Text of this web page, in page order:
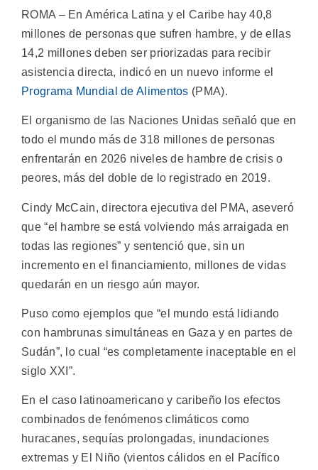
ROMA – En América Latina y el Caribe hay 40,8
millones de personas que sufren hambre, y de ellas
14,2 millones deben ser priorizadas para recibir
asistencia directa, indicó en un nuevo informe el
Programa Mundial de Alimentos (PMA).
El organismo de las Naciones Unidas señaló que en
todo el mundo más de 318 millones de personas
enfrentarán en 2026 niveles de hambre de crisis o
peores, más del doble de lo registrado en 2019.
Cindy McCain, directora ejecutiva del PMA, aseveró
que “el hambre se está volviendo más arraigada en
todas las regiones” y sentenció que, sin un
incremento en el financiamiento, millones de vidas
quedarán en un riesgo aún mayor.
Puso como ejemplos que “el mundo está lidiando
con hambrunas simultáneas en Gaza y en partes de
Sudán”, lo cual “es completamente inaceptable en el
siglo XXI”.
En el caso latinoamericano y caribeño los efectos
combinados de fenómenos climáticos como
huracanes, sequías prolongadas, inundaciones
extremas y El Niño (vientos cálidos en el Pacífico